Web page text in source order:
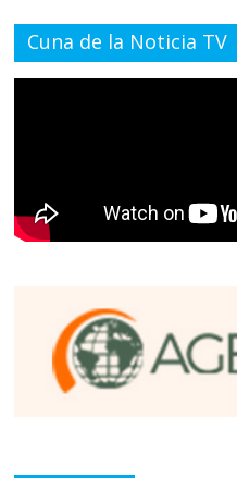
Cuna de la Noticia TV